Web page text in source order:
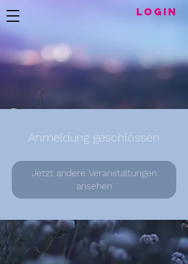
LogIN
Anmeldung geschlossen
Jetzt andere Veranstaltungen
ansehen